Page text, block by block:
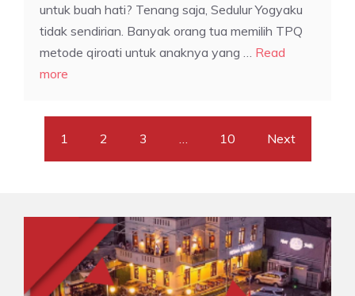
untuk buah hati? Tenang saja, Sedulur Yogyaku
tidak sendirian. Banyak orang tua memilih TPQ
metode qiroati untuk anaknya yang … Read
more
1 2 3 10 Next